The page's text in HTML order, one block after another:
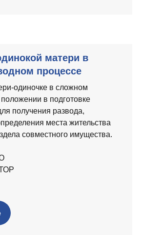
матери в
процессе
одиночке в сложном
в подготовке
получения развода,
места жительства
совместного имущества.